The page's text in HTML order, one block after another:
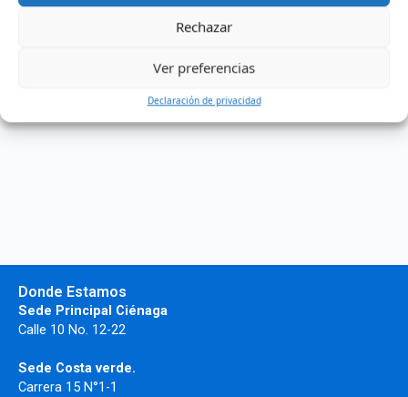
Rechazar
Ver preferencias
Declaración de privacidad
Deja un comentario
Donde Estamos
Sede Principal Ciénaga
Calle 10 No. 12-22
Sede Costa verde.
Carrera 15 N°1-1